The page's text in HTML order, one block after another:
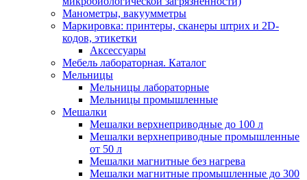
Манометры, вакуумметры
Маркировка: принтеры, сканеры штрих и 2D-
кодов, этикетки
Аксессуары
Мебель лабораторная. Каталог
Мельницы
Мельницы лабораторные
Мельницы промышленные
Мешалки
Мешалки верхнеприводные до 100 л
Мешалки верхнеприводные промышленные
от 50 л
Мешалки магнитные без нагрева
Мешалки магнитные промышленные до 300